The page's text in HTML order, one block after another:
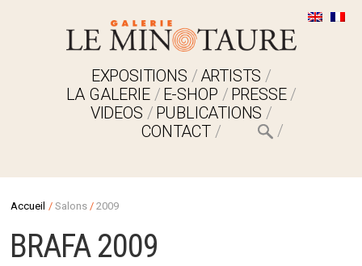
EXPOSITIONS
ARTISTS
LA GALERIE
E-SHOP
PRESSE
VIDEOS
PUBLICATIONS
CONTACT
Accueil / Salons / 2009
BRAFA 2009